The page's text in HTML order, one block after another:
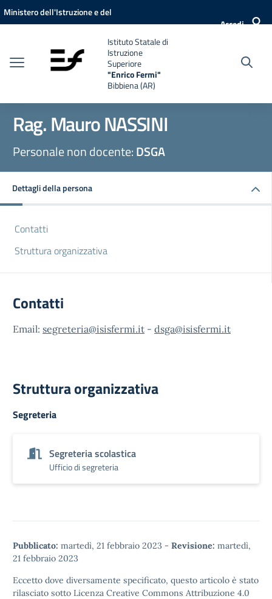
Vai ai contenuti
Vai al menu di navigazione
Vai al footer
Ministero dell'Istruzione e del
Accedi
Istituto Statale di
Istruzione
Superiore
"Enrico Fermi"
Bibbiena (AR)
Rag. Mauro NASSINI
Personale non docente:DSGA
Dettagli della persona
Contatti
Struttura organizzativa
Contatti
Email: segreteria@isisfermi.it - dsga@isisfermi.it
Struttura organizzativa
Segreteria
Segreteria scolastica
Ufficio di segreteria
Pubblicato: martedì, 21 febbraio 2023 - Revisione: martedì,
21 febbraio 2023
Eccetto dove diversamente specificato, questo articolo è stato
rilasciato sotto Licenza Creative Commons Attribuzione 4.0